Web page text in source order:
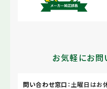
お気軽にお問
問い合わせ窓口 ：土曜日はお